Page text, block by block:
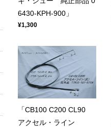
6430-KPH-900」
¥1,300
「CB100 C200 CL90
アクセル・ライン